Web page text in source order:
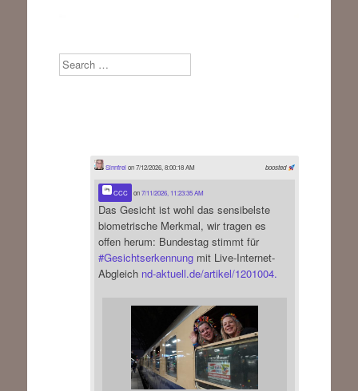
Search
boosted
Sinnfreion 7/12/2026, 8:00:18 AM
CCC on7/11/2026, 11:23:35 AM
Das Gesicht ist wohl das sensibelste
biometrische Merkmal, wir tragen es
offen herum: Bundestag stimmt für
#Gesichtserkennungmit Live-Internet-
Abgleich nd-aktuell.de/artikel/1201004.